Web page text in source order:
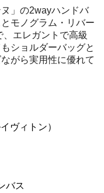
」の2wayハンドバ
モノグラム・リバー
エレガントで高級
ショルダーバッグと
がら実用性に優れて
ヴィトン）
バス